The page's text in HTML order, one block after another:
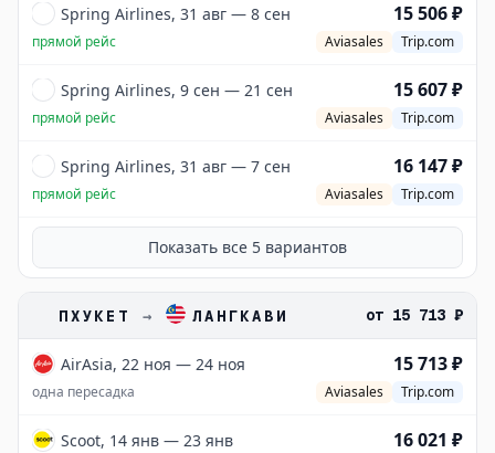
Spring Airlines, 31 авг — 8 сен 15 506 ₽
прямой рейс Aviasales Trip.com
Spring Airlines, 9 сен — 21 сен 15 607 ₽
прямой рейс Aviasales Trip.com
Spring Airlines, 31 авг — 7 сен 16 147 ₽
прямой рейс Aviasales Trip.com
Показать все 5 вариантов
ПХУКЕТ → ЛАНГКАВИ от 15 713 ₽
AirAsia, 22 ноя — 24 ноя 15 713 ₽
одна пересадка Aviasales Trip.com
Scoot, 14 янв — 23 янв 16 021 ₽